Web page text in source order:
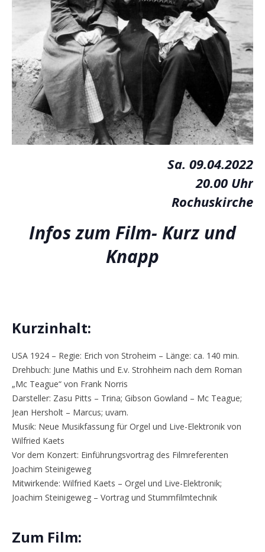
Sa. 09.04.2022
20.00 Uhr
Rochuskirche
Infos zum Film- Kurz und
Knapp
Kurzinhalt:
USA 1924 – Regie: Erich von Stroheim – Länge: ca. 140 min.
Drehbuch: June Mathis und E.v. Strohheim nach dem Roman
„Mc Teague“ von Frank Norris
Darsteller: Zasu Pitts – Trina; Gibson Gowland – Mc Teague;
Jean Hersholt – Marcus; uvam.
Musik: Neue Musikfassung für Orgel und Live-Elektronik von
Wilfried Kaets
Vor dem Konzert: Einführungsvortrag des Filmreferenten
Joachim Steinigeweg
Mitwirkende: Wilfried Kaets – Orgel und Live-Elektronik;
Joachim Steinigeweg – Vortrag und Stummfilmtechnik
Zum Film: